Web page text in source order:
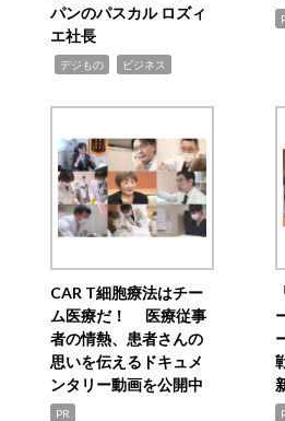
パンのパスカル ロズィ
エ社長
デジもの ビジネス
CAR T細胞療法はチー
ム医療だ！ 医療従事
者の情熱、患者さんの
思いを伝えるドキュメ
ンタリー動画を公開中
PR